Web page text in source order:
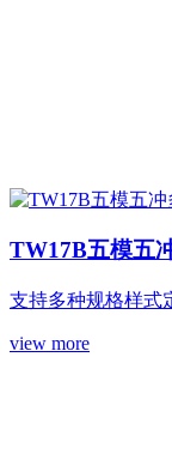
TW17B五模五
支持多种规格样式
view more